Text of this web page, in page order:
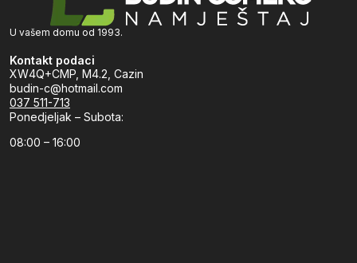
U vašem domu od 1993.
Kontakt podaci
XW4Q+CMP, M4.2, Cazin
budin-c@hotmail.com
037 511-713
Ponedjeljak – Subota:
08:00 – 16:00